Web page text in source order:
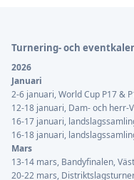
Turnering- och
2026
Januari
2-6 januari, World Cup P17 &
12-18 januari, Dam- och herr-
16-17 januari,
16-18 januari,
Mars
13-14 mars, Bandyfinalen,
20-22 mars,